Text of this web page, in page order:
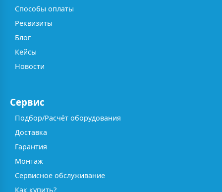
Способы оплаты
Реквизиты
Блог
Кейсы
Новости
Сервис
Подбор/Расчёт оборудования
Доставка
Гарантия
Монтаж
Сервисное обслуживание
Как купить?